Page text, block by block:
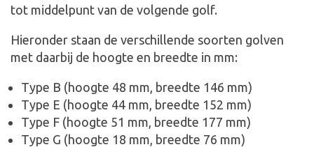
tot middelpunt van de volgende golf.
Hieronder staan de verschillende soorten golven
met daarbij de hoogte en breedte in mm:
Type B (hoogte 48 mm, breedte 146 mm)
Type E (hoogte 44 mm, breedte 152 mm)
Type F (hoogte 51 mm, breedte 177 mm)
Type G (hoogte 18 mm, breedte 76 mm)